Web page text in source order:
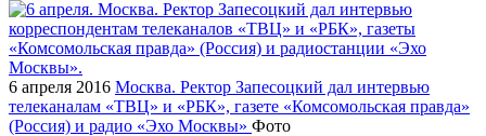
6 апреля 2016 Москва. Ректор Запесоцкий дал интервью
телеканалам «ТВЦ» и «РБК», газете «Комсомольская правда»
(Россия) и радио «Эхо Москвы» Фото